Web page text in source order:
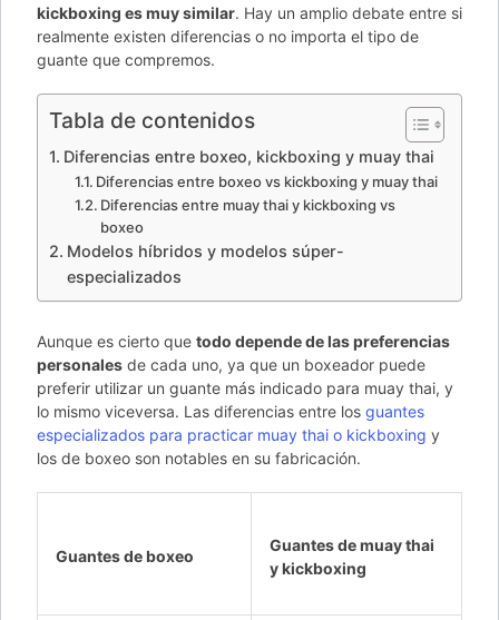
kickboxing es muy similar. Hay un amplio debate entre si
realmente existen diferencias o no importa el tipo de
guante que compremos.
Tabla de contenidos
Diferencias entre boxeo, kickboxing y muay thai
Diferencias entre boxeo vs kickboxing y muay thai
Diferencias entre muay thai y kickboxing vs
boxeo
Modelos híbridos y modelos súper-
especializados
Aunque es cierto que todo depende de las preferencias
personales de cada uno, ya que un boxeador puede
preferir utilizar un guante más indicado para muay thai, y
lo mismo viceversa. Las diferencias entre los guantes
especializados para practicar muay thai o kickboxing y
los de boxeo son notables en su fabricación.
Guantes de boxeo
Guantes de muay thai
y kickboxing